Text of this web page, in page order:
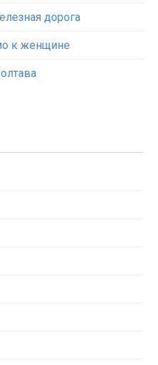
дорога
к женщине